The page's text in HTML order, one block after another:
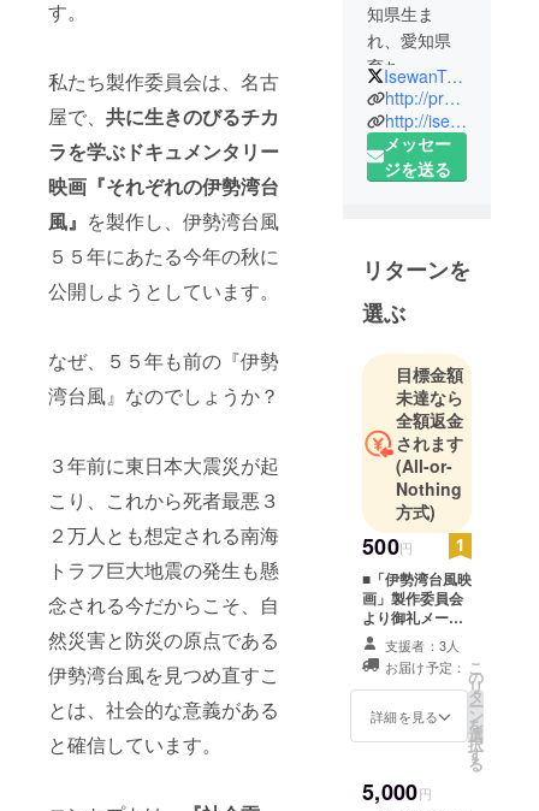
す。
私たち製作委員会は、名古
屋で、 共に生きのびるチカ
ラを学ぶドキュメンタリー
映画『それぞれの伊勢湾台
風』 を製作し、伊勢湾台風
５５年にあたる今年の秋に
公開しようとしています。
なぜ、５５年も前の『伊勢
湾台風』なのでしょうか？
３年前に東日本大震災が起
こり、これから死者最悪３
２万人とも想定される南海
トラフ巨大地震の発生も懸
念される今だからこそ、自
然災害と防災の原点である
伊勢湾台風を見つめ直すこ
とは、社会的な意義がある
と確信しています。
知県生ま
れ、愛知県
育ち。
・中部大学
第一高等学
校卒業
も社会人
チームとし
て活動中!!
・愛知学院
大学経営学
部経営学科
卒業
(サークル活
動を通じて
人と人との
繋がりの大
切さを実感)
・大学卒業
後、東京の
メーカーで
(全国出張を
IsewanTyphoon
http://producelab.co.jp/
http://isewan-typhoon.com/
メッセー
ジを送る
リターンを
選ぶ
目標金額
未達なら
全額返金
されます
(All-or-
Nothing
方式)
500円
■「伊勢湾台風映
画」製作委員会
より御礼メール
を差し上げま
す。支援者：3人
お届け予定：
詳細を見る
こ
の
リ
タ
ー
ン
を
選
択
す
る
5,000円